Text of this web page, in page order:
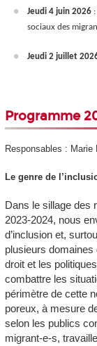
Jeudi 4 juin 2026
sociaux des
Jeudi 2 juillet
Programme
Responsables :
Le genre de
Dans le sillage des
2023-2024, nous
d’inclusion et,
plusieurs
droit et les
combattre les
périmètre de cette
poreux, à mesure
selon les publics
migrant-e-s,